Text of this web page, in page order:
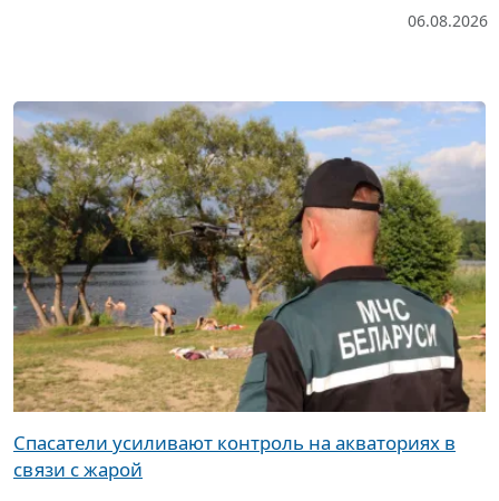
06.08.2026
Спасатели усиливают контроль на акваториях в
связи с жарой